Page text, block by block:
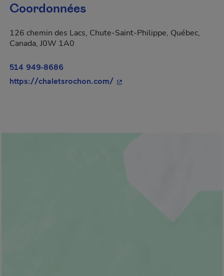
Coordonnées
126 chemin des Lacs, Chute-Saint-Philippe, Québec,
Canada, J0W 1A0
514 949-8686
https://chaletsrochon.com/- Cet hyperlien s'ouvrira